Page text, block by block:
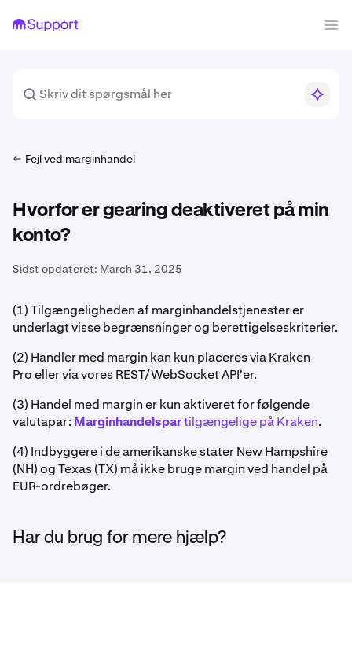
Fejl ved marginhandel
Hvorfor er gearing deaktiveret på min
konto?
Sidst opdateret: March 31, 2025
(1) Tilgængeligheden af marginhandelstjenester er
underlagt visse begrænsninger og berettigelseskriterier.
(2) Handler med margin kan kun placeres via Kraken
Pro eller via vores REST/WebSocket API'er.
(3) Handel med margin er kun aktiveret for følgende
valutapar: Marginhandelspartilgængelige på Kraken.
(4) Indbyggere i de amerikanske stater New Hampshire
(NH) og Texas (TX) må ikke bruge margin ved handel på
EUR-ordrebøger.
Har du brug for mere hjælp?